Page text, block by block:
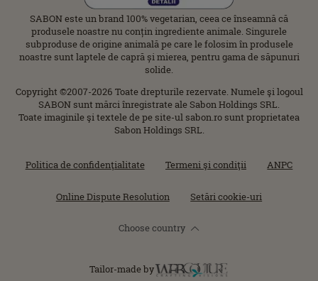
SABON este un brand 100% vegetarian, ceea ce înseamnă că
produsele noastre nu conțin ingrediente animale. Singurele
subproduse de origine animală pe care le folosim în produsele
noastre sunt laptele de capră și mierea, pentru gama de săpunuri
solide.
Copyright ©2007-2026 Toate drepturile rezervate. Numele şi logoul
SABON sunt mărci înregistrate ale Sabon Holdings SRL.
Toate imaginile şi textele de pe site-ul sabon.ro sunt proprietatea
Sabon Holdings SRL.
Politica de confidenţialitate Termeni şi condiţii ANPC
Online Dispute Resolution Setări cookie-uri
Choose country
Tailor-made by